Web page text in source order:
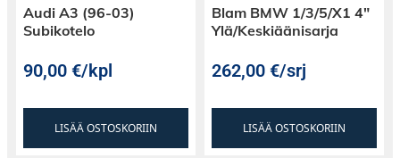
Audi A3 (96-03)
Subikotelo
90,00€/kpl
LISÄÄ OSTOSKORIIN
Blam BMW 1/3/5/X1 4″
Ylä/Keskiäänisarja
262,00€/srj
LISÄÄ OSTOSKORIIN